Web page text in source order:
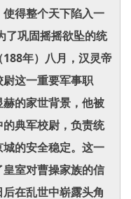
得整个天下陷入一
了巩固摇摇欲坠的统
年）八月，汉灵帝
这一重要军事职
的家世背景，他被
典军校尉，负责统
的安全稳定。这一
室对曹操家族的信
在乱世中崭露头角